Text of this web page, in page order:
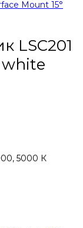
LSC201
white
5000 К